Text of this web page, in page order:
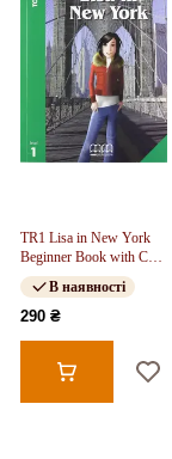
TR1 Lisa in New York
Beginner Book with CD
FREE
В наявності
290 ₴